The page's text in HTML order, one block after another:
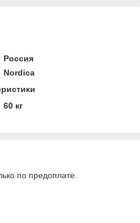
Россия
Nordica
60 кг
по предоплате.